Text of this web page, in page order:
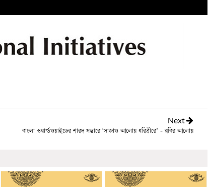
Next
বাংলা ওয়ার্ল্ডওয়াইডের শারদ সম্ভারে ‘সাজাও আলোয় ধরিত্রীরে’ - রবির আলোয়